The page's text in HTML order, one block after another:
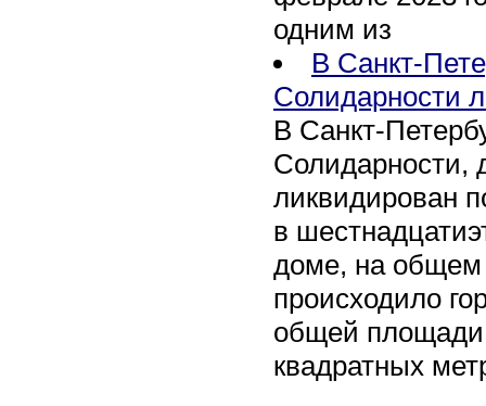
одним из
В Санкт-
Солидарности
В Санкт-
Солидарности,
ликвидирован
в
доме, на общем
происходило
общей площади
квадратных